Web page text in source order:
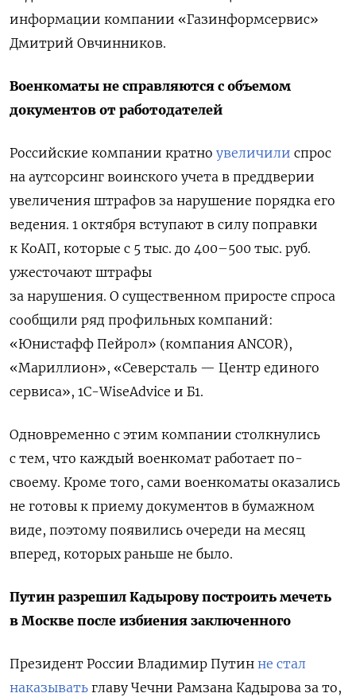
информации компании «Газинформсервис»
Дмитрий Овчинников.
Военкоматы не справляются с объемом
документов от работодателей
Российские компании кратно увеличили спрос
на аутсорсинг воинского учета в преддверии
увеличения штрафов за нарушение порядка его
ведения. 1 октября вступают в силу поправки
к КоАП, которые с 5 тыс. до 400–500 тыс. руб.
ужесточают штрафы
за нарушения. О существенном приросте спроса
сообщили ряд профильных компаний:
«Юнистафф Пейрол» (компания ANCOR),
«Мариллион», «Северсталь — Центр единого
сервиса», 1С-WiseAdvice и Б1.
Одновременно с этим компании столкнулись
с тем, что каждый военкомат работает по-
своему. Кроме того, сами военкоматы оказались
не готовы к приему документов в бумажном
виде, поэтому появились очереди на месяц
вперед, которых раньше не было.
Путин разрешил Кадырову построить мечеть
в Москве после избиения заключенного
Президент России Владимир Путин не стал
наказывать главу Чечни Рамзана Кадырова за то,